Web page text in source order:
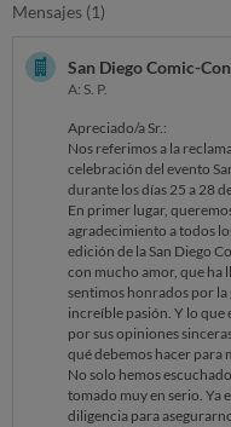
de más de 60 min y
abusiva (art 82
y las restricciones de
riesgo cierto de no poder
alimentos durante todo
prestación defectuosa
legítimas (arts 8 y 61
entrada (50 €).
edición.
Mensajes (1)
San Diego Comic-
A: S. P.
Apreciado/a Sr.:
Nos referimos a la
celebración del evento
durante los días 25 a 28
En primer lugar,
agradecimiento a todos
edición de la San Diego
con mucho amor, que ha
sentimos honrados por la
increíble pasión. Y lo que
por sus opiniones
qué debemos hacer para
No solo hemos
tomado muy en serio. Ya
diligencia para